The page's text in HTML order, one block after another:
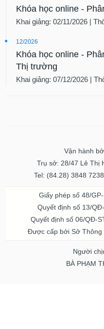
Khóa học online -
Khai giảng: 02/11/2026 |
12/2026
Khóa học online -
Thị trường
Khai giảng: 07/12/2026 |
Vận hành
Trụ sở: 28/47 Lê Thị
Tel: (84.28) 3848
Giấy phép số 48/
Quyết định số 13/
Quyết định số 06/QĐ-
Được cấp bởi Sở Thông
Người
BÀ PHẠM